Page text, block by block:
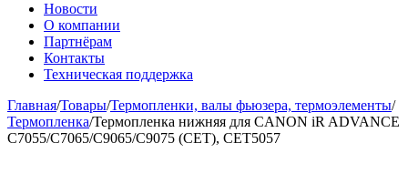
Новости
О компании
Партнёрам
Контакты
Техническая поддержка
Главная/Товары/Термопленки, валы фьюзера, термоэлементы/
Термопленка/Термопленка нижняя для CANON iR ADVANCE
C7055/C7065/C9065/C9075 (CET), CET5057